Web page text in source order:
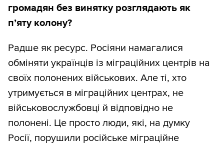
громадян без винятку розглядають як
п’яту колону?
Радше як ресурс. Росіяни намагалися
обміняти українців із міграційних центрів на
своїх полонених військових. Але ті, хто
утримується в міграційних центрах, не
військовослужбовці й відповідно не
полонені. Це просто люди, які, на думку
Росії, порушили російське міграційне